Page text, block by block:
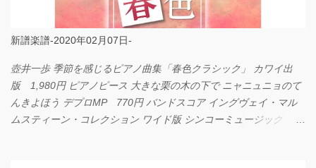
新譜楽譜-2020年02月07日-
壺井一歩 季節を感じるピアノ曲集「春色クラシック」 カワイ出
版 1,980円 ピアノピース 大きな栗の木の下で ニャニュニョのて
んきよほう デプロMP 770円 バンドスコア イングヴェイ・マル
ムスティーン・コレクション ワイド版 シンコーミュージック